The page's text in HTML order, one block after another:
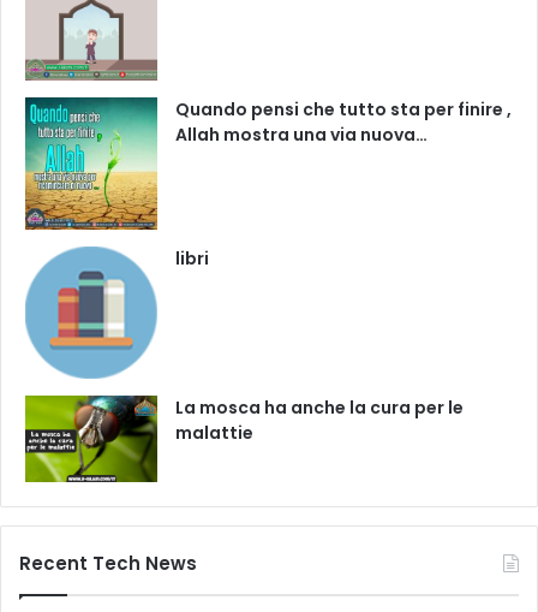
Quando pensi che tutto sta per finire ,
Allah mostra una via nuova…
libri
La mosca ha anche la cura per le
malattie
Recent Tech News